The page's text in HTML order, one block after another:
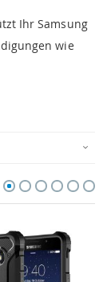
Ihr Samsung
wie